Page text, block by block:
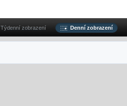
Týdenní zobrazení Denní zobrazení